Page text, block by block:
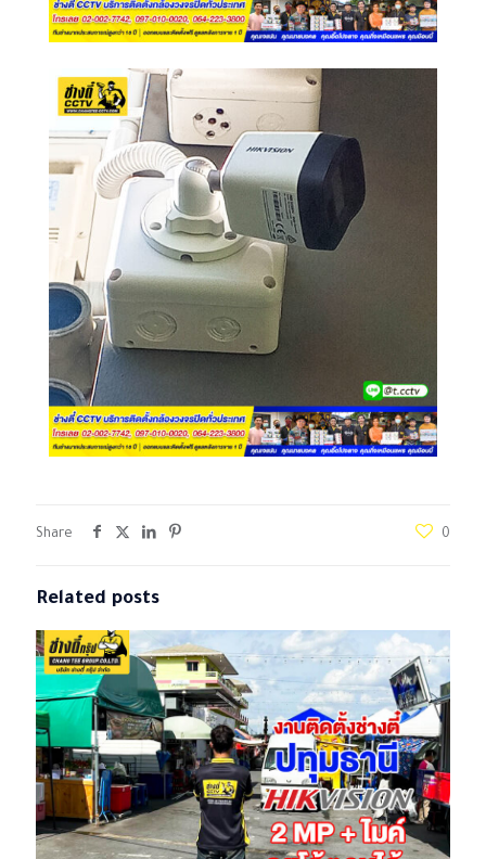
Share 0
Related posts